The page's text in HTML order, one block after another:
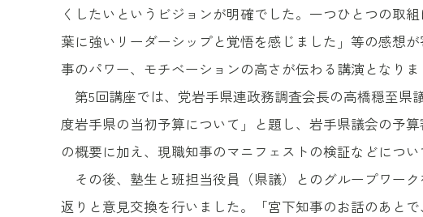
くしたいというビジョンが明確でした。一つひとつの取
葉に強いリーダーシップと覚悟を感じました」等の感想
事のパワー、モチベーションの高さが伝わる講演となりま
第5回講座では、党岩手県連政務調査会長の高橋穏至県
度岩手県の当初予算について」と題し、岩手県議会の予
の概要に加え、現職知事のマニフェストの検証などについ
その後、塾生と班担当役員（県議）とのグループワーク
返りと意見交換を行いました。「宮下知事のお話のあと